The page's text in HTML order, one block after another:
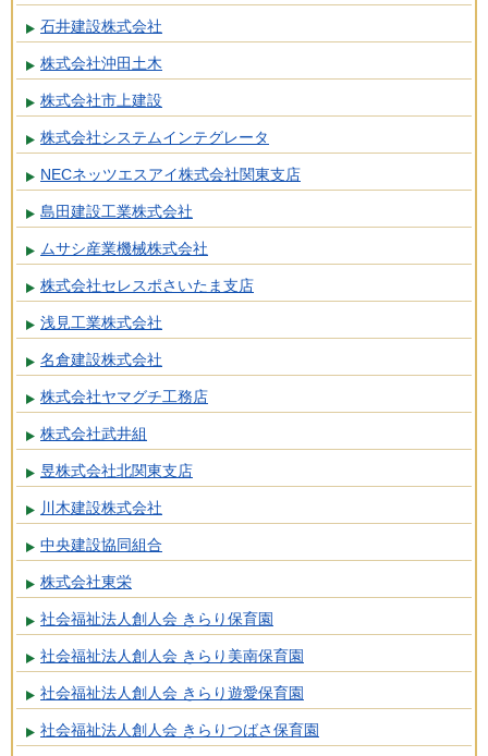
石井建設株式会社
株式会社沖田土木
株式会社市上建設
株式会社システムインテグレータ
NECネッツエスアイ株式会社関東支店
島田建設工業株式会社
ムサシ産業機械株式会社
株式会社セレスポさいたま支店
浅見工業株式会社
名倉建設株式会社
株式会社ヤマグチ工務店
株式会社武井組
昱株式会社北関東支店
川木建設株式会社
中央建設協同組合
株式会社東栄
社会福祉法人創人会 きらり保育園
社会福祉法人創人会 きらり美南保育園
社会福祉法人創人会 きらり遊愛保育園
社会福祉法人創人会 きらりつばさ保育園